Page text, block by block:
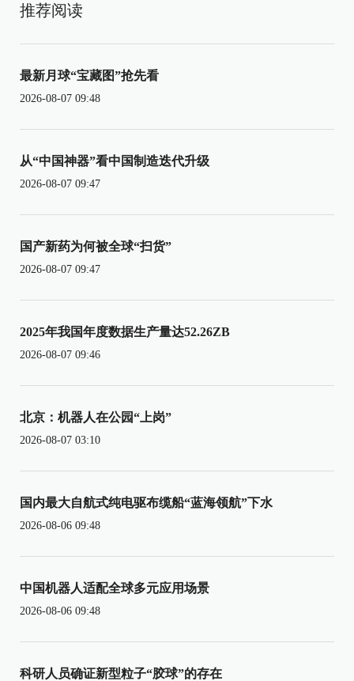
推荐阅读
最新月球“宝藏图”抢先看
2026-08-07 09:48
从“中国神器”看中国制造迭代升级
2026-08-07 09:47
国产新药为何被全球“扫货”
2026-08-07 09:47
2025年我国年度数据生产量达52.26ZB
2026-08-07 09:46
北京：机器人在公园“上岗”
2026-08-07 03:10
国内最大自航式纯电驱布缆船“蓝海领航”下水
2026-08-06 09:48
中国机器人适配全球多元应用场景
2026-08-06 09:48
科研人员确证新型粒子“胶球”的存在